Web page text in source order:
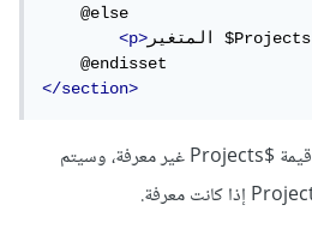
    @else
<p>
</section>
وستتم طباعة رسالة إذا كانت قيمة $Projects غير معرفة، وسيتم